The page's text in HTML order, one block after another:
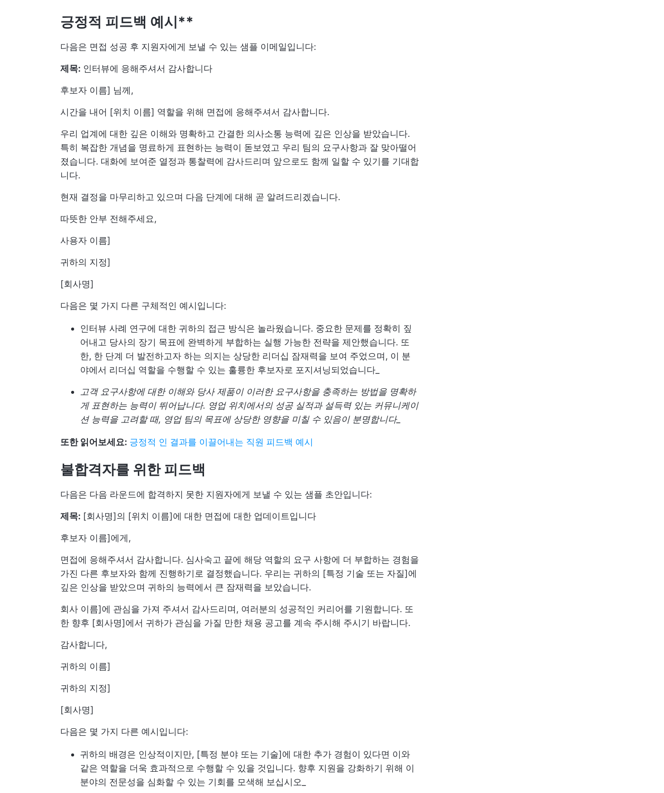
긍정적 피드백 예시**
다음은 면접 성공 후 지원자에게 보낼 수 있는 샘플 이메일입니다:
제목: 인터뷰에 응해주셔서 감사합니다
후보자 이름] 님께,
시간을 내어 [위치 이름] 역할을 위해 면접에 응해주셔서 감사합니다.
우리 업계에 대한 깊은 이해와 명확하고 간결한 의사소통 능력에 깊은 인상을 받았습니다.
특히 복잡한 개념을 명료하게 표현하는 능력이 돋보였고 우리 팀의 요구사항과 잘 맞아떨어
졌습니다. 대화에 보여준 열정과 통찰력에 감사드리며 앞으로도 함께 일할 수 있기를 기대합
니다.
현재 결정을 마무리하고 있으며 다음 단계에 대해 곧 알려드리겠습니다.
따뜻한 안부 전해주세요,
사용자 이름]
귀하의 지정]
[회사명]
다음은 몇 가지 다른 구체적인 예시입니다:
인터뷰 사례 연구에 대한 귀하의 접근 방식은 놀라웠습니다. 중요한 문제를 정확히 짚
어내고 당사의 장기 목표에 완벽하게 부합하는 실행 가능한 전략을 제안했습니다. 또
한, 한 단계 더 발전하고자 하는 의지는 상당한 리더십 잠재력을 보여 주었으며, 이 분
야에서 리더십 역할을 수행할 수 있는 훌륭한 후보자로 포지셔닝되었습니다_
고객 요구사항에 대한 이해와 당사 제품이 이러한 요구사항을 충족하는 방법을 명확하
게 표현하는 능력이 뛰어납니다. 영업 위치에서의 성공 실적과 설득력 있는 커뮤니케이
션 능력을 고려할 때, 영업 팀의 목표에 상당한 영향을 미칠 수 있음이 분명합니다_
또한 읽어보세요: 긍정적 인 결과를 이끌어내는 직원 피드백 예시
불합격자를 위한 피드백
다음은 다음 라운드에 합격하지 못한 지원자에게 보낼 수 있는 샘플 초안입니다:
제목: [회사명]의 [위치 이름]에 대한 면접에 대한 업데이트입니다
후보자 이름]에게,
면접에 응해주셔서 감사합니다. 심사숙고 끝에 해당 역할의 요구 사항에 더 부합하는 경험을
가진 다른 후보자와 함께 진행하기로 결정했습니다. 우리는 귀하의 [특정 기술 또는 자질]에
깊은 인상을 받았으며 귀하의 능력에서 큰 잠재력을 보았습니다.
회사 이름]에 관심을 가져 주셔서 감사드리며, 여러분의 성공적인 커리어를 기원합니다. 또
한 향후 [회사명]에서 귀하가 관심을 가질 만한 채용 공고를 계속 주시해 주시기 바랍니다.
감사합니다,
귀하의 이름]
귀하의 지정]
[회사명]
다음은 몇 가지 다른 예시입니다:
귀하의 배경은 인상적이지만, [특정 분야 또는 기술]에 대한 추가 경험이 있다면 이와
같은 역할을 더욱 효과적으로 수행할 수 있을 것입니다. 향후 지원을 강화하기 위해 이
분야의 전문성을 심화할 수 있는 기회를 모색해 보십시오_